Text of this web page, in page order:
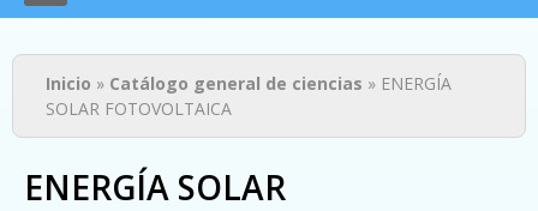
Usted está aquí
Inicio » Catálogo general de ciencias » ENERGÍA
SOLAR FOTOVOLTAICA
ENERGÍA SOLAR